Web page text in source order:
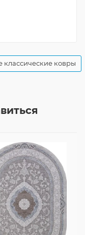
классические ковры